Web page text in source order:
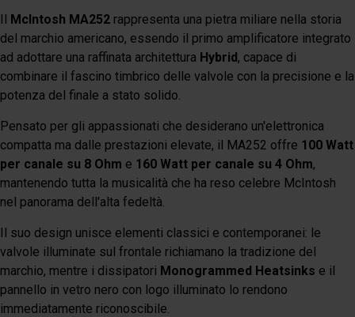
Il McIntosh MA252 rappresenta una pietra miliare nella storia
del marchio americano, essendo il primo amplificatore integrato
ad adottare una raffinata architettura Hybrid, capace di
combinare il fascino timbrico delle valvole con la precisione e la
potenza del finale a stato solido.
Pensato per gli appassionati che desiderano un'elettronica
compatta ma dalle prestazioni elevate, il MA252 offre 100 Watt
per canale su 8 Ohm e 160 Watt per canale su 4 Ohm,
mantenendo tutta la musicalità che ha reso celebre McIntosh
nel panorama dell'alta fedeltà.
Il suo design unisce elementi classici e contemporanei: le
valvole illuminate sul frontale richiamano la tradizione del
marchio, mentre i dissipatori Monogrammed Heatsinks e il
pannello in vetro nero con logo illuminato lo rendono
immediatamente riconoscibile.